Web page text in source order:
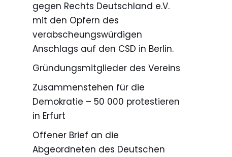
gegen Rechts Deutschland e.V.
mit den Opfern des
verabscheungswürdigen
Anschlags auf den CSD in Berlin.
Gründungsmitglieder des Vereins
Zusammenstehen für die
Demokratie – 50 000 protestieren
in Erfurt
Offener Brief an die
Abgeordneten des Deutschen